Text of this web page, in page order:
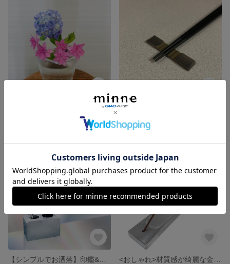
家にある物がおしゃれな花瓶に変身します！花挿しプレート☆小
展示中